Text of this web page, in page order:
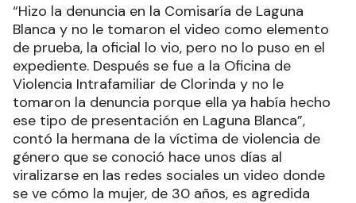
“Hizo la denuncia en la Comisaría de Laguna
Blanca y no le tomaron el video como elemento
de prueba, la oficial lo vio, pero no lo puso en el
expediente. Después se fue a la Oficina de
Violencia Intrafamiliar de Clorinda y no le
tomaron la denuncia porque ella ya había hecho
ese tipo de presentación en Laguna Blanca”,
contó la hermana de la víctima de violencia de
género que se conoció hace unos días al
viralizarse en las redes sociales un video donde
se ve cómo la mujer, de 30 años, es agredida